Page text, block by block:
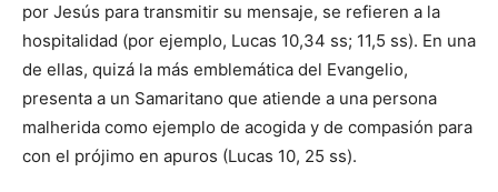
por Jesús para transmitir su mensaje, se refieren a la
hospitalidad (por ejemplo, Lucas 10,34 ss; 11,5 ss). En una
de ellas, quizá la más emblemática del Evangelio,
presenta a un Samaritano que atiende a una persona
malherida como ejemplo de acogida y de compasión para
con el prójimo en apuros (Lucas 10, 25 ss).